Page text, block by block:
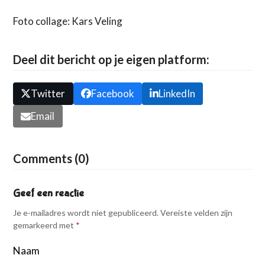
Foto collage: Kars Veling
Deel dit bericht op je eigen platform:
Twitter Facebook
LinkedIn
Email
Comments (0)
Geef een reactie
Je e-mailadres wordt niet gepubliceerd. Vereiste velden zijn
gemarkeerd met *
Naam